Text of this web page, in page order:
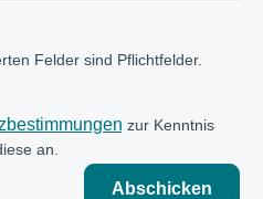
Felder sind Pflichtfelder.
zur Kenntnis
an.
Abschicken